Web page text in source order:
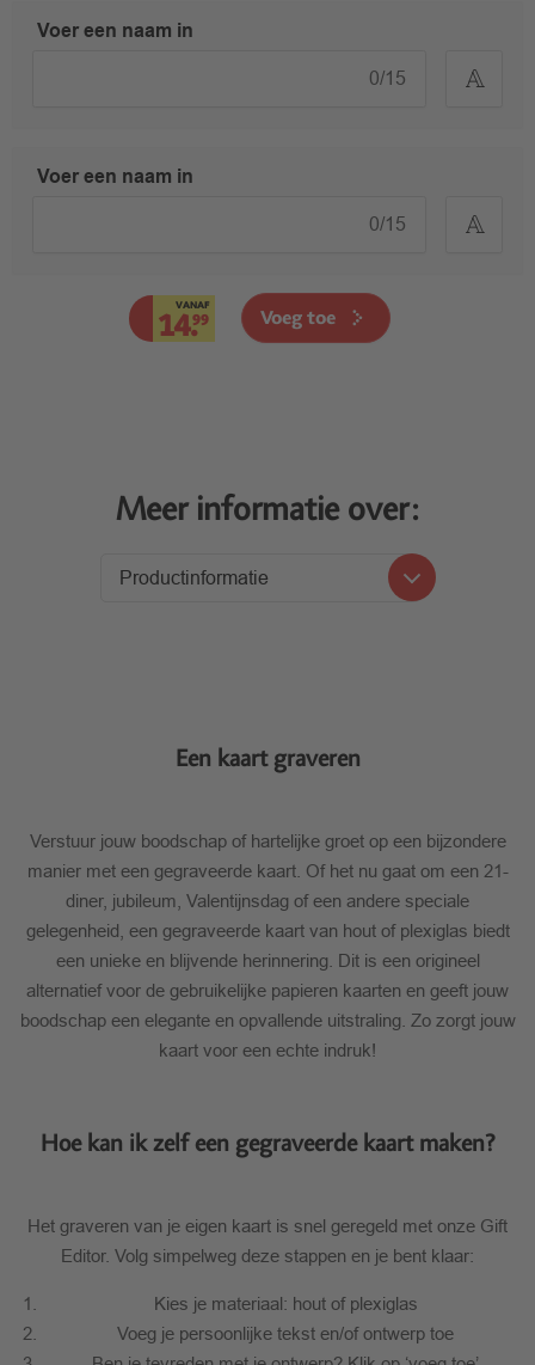
Voer een naam in
0/15
Voer een naam in
0/15
Voeg toe
VANAF
14.99
Meer informatie over:
Productinformatie
Een kaart graveren
Verstuur jouw boodschap of hartelijke groet op een bijzondere
manier met een gegraveerde kaart. Of het nu gaat om een 21-
diner, jubileum, Valentijnsdag of een andere speciale
gelegenheid, een gegraveerde kaart van hout of plexiglas biedt
een unieke en blijvende herinnering. Dit is een origineel
alternatief voor de gebruikelijke papieren kaarten en geeft jouw
boodschap een elegante en opvallende uitstraling. Zo zorgt jouw
kaart voor een echte indruk!
Hoe kan ik zelf een gegraveerde kaart maken?
Het graveren van je eigen kaart is snel geregeld met onze Gift
Editor. Volg simpelweg deze stappen en je bent klaar:
Kies je materiaal: hout of plexiglas
Voeg je persoonlijke tekst en/of ontwerp toe